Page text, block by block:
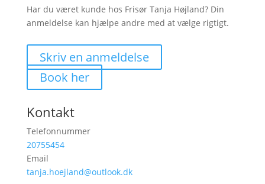
Har du været kunde hos Frisør Tanja Højland? Din
anmeldelse kan hjælpe andre med at vælge rigtigt.
Skriv en anmeldelse
Book her
Kontakt
Telefonnummer
20755454
Email
tanja.hoejland@outlook.dk